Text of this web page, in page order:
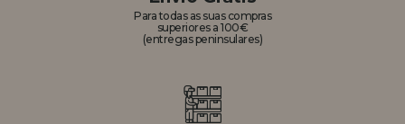
Para todas as suas compras
superiores a 100€
(entregas peninsulares)